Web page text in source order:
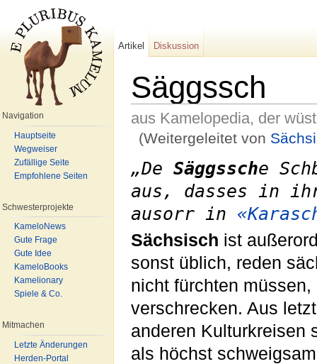
Säggssch
aus Kamelopedia, der
(Weitergeleitet von
„De Säggssche
aus, dasses in
ausorr in
Sächsisch ist
sonst üblich, reden
nicht fürchten
verschrecken. Aus
anderen Kulturkreisen
als höchst
Artikel Diskussion
Navigation
Hauptseite
Wegweiser
Zufällige Seite
Empfohlene Seiten
Schwesterprojekte
KameloNews
Gute Frage
Gute Idee
KameloBooks
Kamelionary
Spiele & Co.
Mitmachen
Letzte Änderungen
Herden-Portal